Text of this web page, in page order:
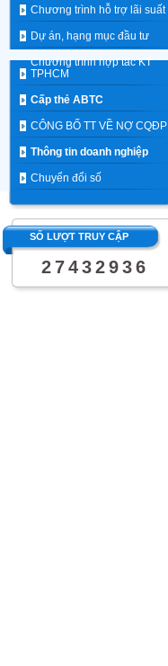
Chương trình hỗ trợ lãi suất
Dự án, hạng mục đầu tư
Chương trình hợp tác KT
TPHCM
Cấp thẻ ABTC
CÔNG BỐ TT VỀ NỢ CQĐP
Thông tin doanh nghiệp
Chuyển đổi số
SỐ LƯỢT TRUY CẬP
2 7 4 3 2 9 3 6